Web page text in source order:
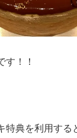
す！！
特典を利用する